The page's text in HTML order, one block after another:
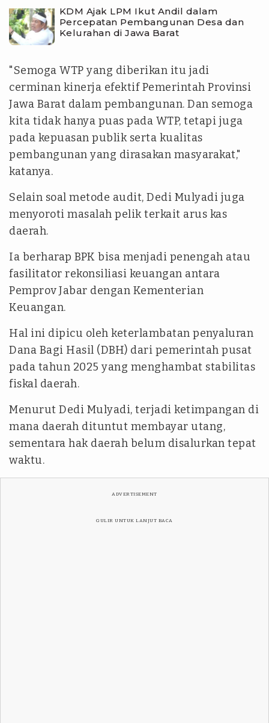
KDM Ajak LPM Ikut Andil dalam
Percepatan Pembangunan Desa dan
Kelurahan di Jawa Barat
"Semoga WTP yang diberikan itu jadi
cerminan kinerja efektif Pemerintah Provinsi
Jawa Barat dalam pembangunan. Dan semoga
kita tidak hanya puas pada WTP, tetapi juga
pada kepuasan publik serta kualitas
pembangunan yang dirasakan masyarakat,"
katanya.
Selain soal metode audit, Dedi Mulyadi juga
menyoroti masalah pelik terkait arus kas
daerah.
Ia berharap BPK bisa menjadi penengah atau
fasilitator rekonsiliasi keuangan antara
Pemprov Jabar dengan Kementerian
Keuangan.
Hal ini dipicu oleh keterlambatan penyaluran
Dana Bagi Hasil (DBH) dari pemerintah pusat
pada tahun 2025 yang menghambat stabilitas
fiskal daerah.
Menurut Dedi Mulyadi, terjadi ketimpangan di
mana daerah dituntut membayar utang,
sementara hak daerah belum disalurkan tepat
waktu.
ADVERTISEMENT
GULIR UNTUK LANJUT BACA